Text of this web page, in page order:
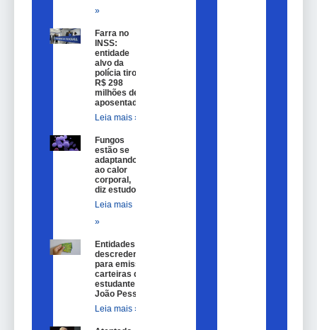
»
Farra no
INSS:
entidade
alvo da
polícia tirou
R$ 298
milhões de
aposentados
Leia mais »
Fungos
estão se
adaptando
ao calor
corporal,
diz estudo
Leia mais
»
Entidades são
descredenciadas
para emissão de
carteiras de
estudante em
João Pessoa
Leia mais »